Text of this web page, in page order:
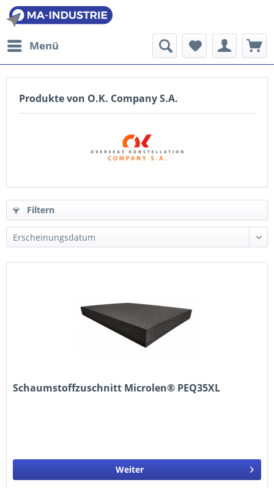
Menü
Produkte von O.K. Company S.A.
Filtern
Schaumstoffzuschnitt Microlen® PEQ35XL
Weiter